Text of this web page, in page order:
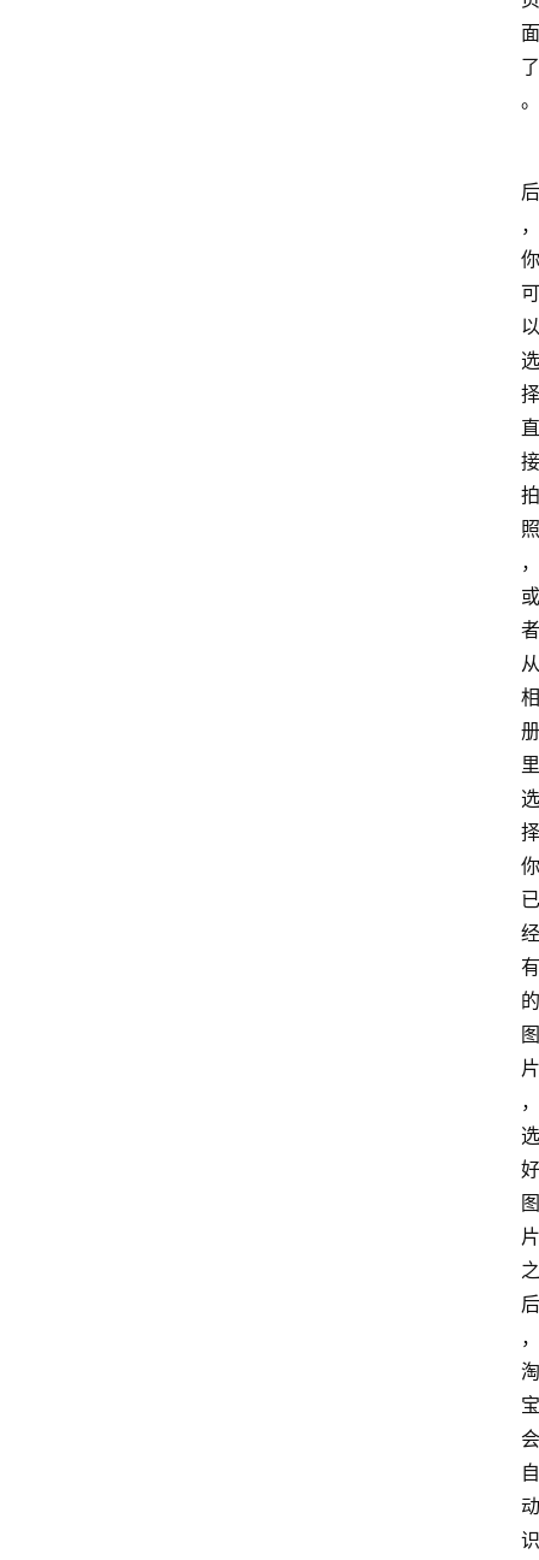
面
了
。
后
，
你
可
以
选
择
直
接
拍
照
，
或
者
从
相
册
里
选
择
你
已
经
有
的
图
片
，
选
好
图
片
之
后
，
淘
宝
会
自
动
识